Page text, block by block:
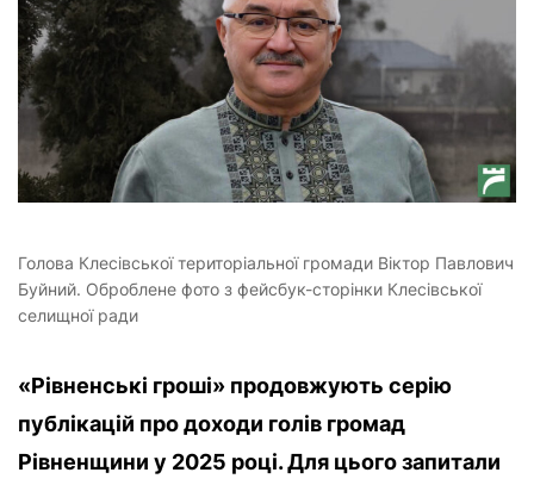
Голова Клесівської територіальної громади Віктор Павлович
Буйний. Оброблене фото з фейсбук-сторінки Клесівської
селищної ради
«Рівненські гроші» продовжують серію
публікацій про доходи голів громад
Рівненщини у 2025 році. Для цього запитали